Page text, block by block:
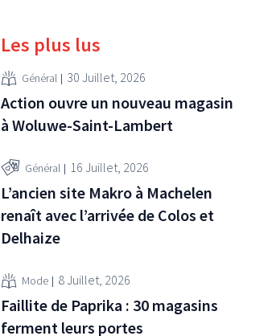
Les plus lus
Général 30 Juillet, 2026
Action ouvre un nouveau magasin
à Woluwe-Saint-Lambert
Général 16 Juillet, 2026
L’ancien site Makro à Machelen
renaît avec l’arrivée de Colos et
Delhaize
Mode 8 Juillet, 2026
Faillite de Paprika : 30 magasins
ferment leurs portes